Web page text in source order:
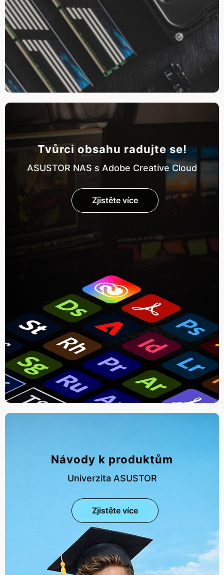
Tvůrci obsahu radujte se!
ASUSTOR NAS s Adobe Creative Cloud
Zjistěte více
Návody k produktům
Univerzita ASUSTOR
Zjistěte více